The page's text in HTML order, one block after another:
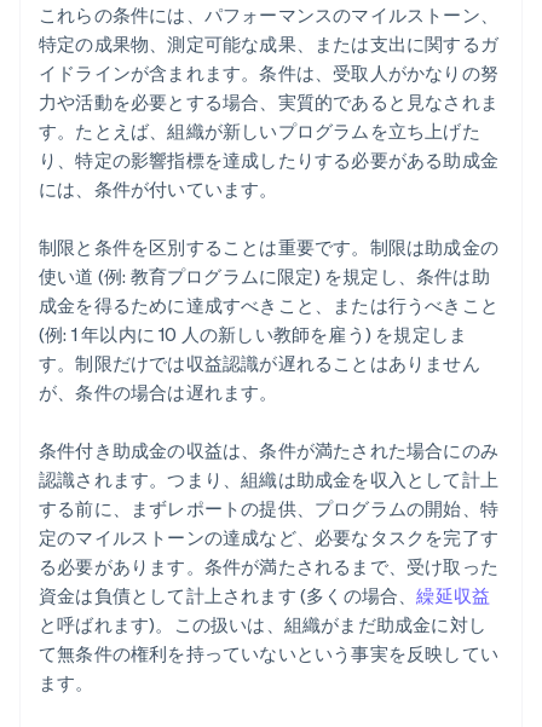
これらの条件には、パフォーマンスのマイルストーン、
特定の成果物、測定可能な成果、または支出に関するガ
イドラインが含まれます。条件は、受取人がかなりの努
力や活動を必要とする場合、実質的であると見なされま
す。たとえば、組織が新しいプログラムを立ち上げた
り、特定の影響指標を達成したりする必要がある助成金
には、条件が付いています。
制限と条件を区別することは重要です。制限は助成金の
使い道 (例: 教育プログラムに限定) を規定し、条件は助
成金を得るために達成すべきこと、または行うべきこと
(例: 1 年以内に 10 人の新しい教師を雇う) を規定しま
す。制限だけでは収益認識が遅れることはありません
が、条件の場合は遅れます。
条件付き助成金の収益は、条件が満たされた場合にのみ
認識されます。つまり、組織は助成金を収入として計上
する前に、まずレポートの提供、プログラムの開始、特
定のマイルストーンの達成など、必要なタスクを完了す
る必要があります。条件が満たされるまで、受け取った
資金は負債として計上されます (多くの場合、繰延収益
と呼ばれます)。この扱いは、組織がまだ助成金に対し
て無条件の権利を持っていないという事実を反映してい
ます。